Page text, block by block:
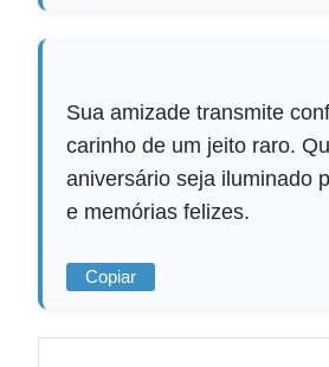
Sua amizade transmite
carinho de um jeito raro.
aniversário seja iluminado
e memórias felizes.
Copiar